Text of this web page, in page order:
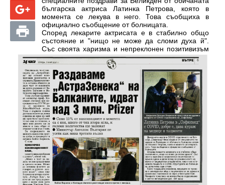
българска актриса Латинка Петрова, която в
момента се лекува в него. Това съобщиха в
официално съобщение от болницата.
Според лекарите актрисата е в стабилно общо
състояние и "нищо не може да сломи духа й".
Със своята харизма и непреклонен позитивизъм